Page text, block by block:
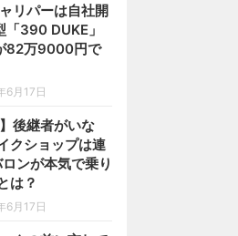
リパーは自社開
390 DUKE」
82万9000円で
6月17日
後継者がいな
クショップは連
ンが本気で乗り
は？
6月17日